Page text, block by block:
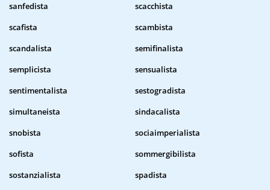
sanfedista
scacchista
scafista
scambista
scandalista
semifinalista
semplicista
sensualista
sentimentalista
sestogradista
simultaneista
sindacalista
snobista
sociaimperialista
sofista
sommergibilista
sostanzialista
spadista